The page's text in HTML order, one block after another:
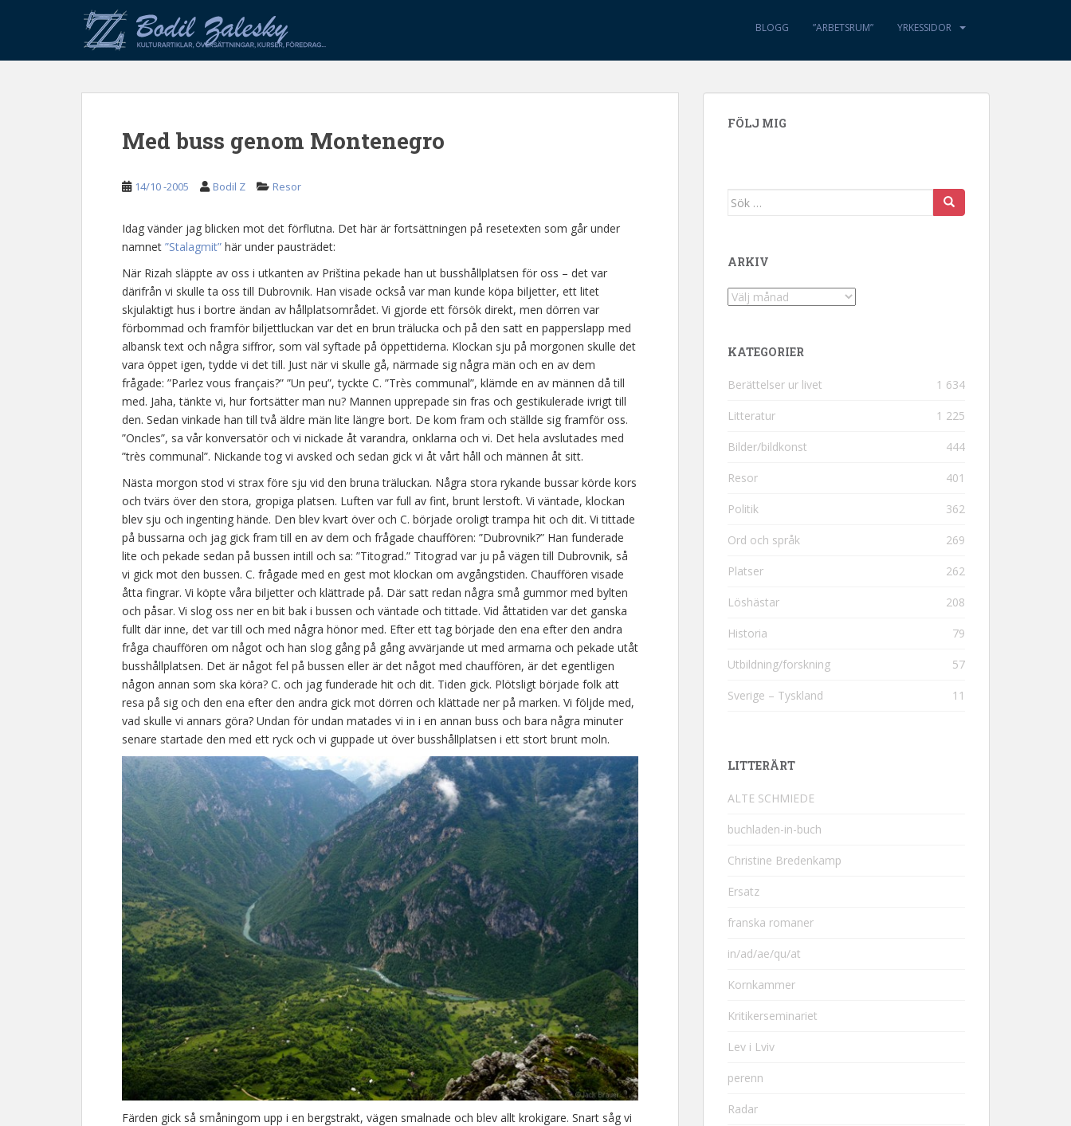
p
BLOGG ”ARBETSRUM” YRKESSIDOR
Med buss genom Montenegro
14/10 -2005 Bodil Z Resor
Idag vänder jag blicken mot det förflutna. Det här är fortsättningen på resetexten som går under
namnet ”Stalagmit” här under pausträdet:
När Rizah släppte av oss i utkanten av Priština pekade han ut busshållplatsen för oss – det var
därifrån vi skulle ta oss till Dubrovnik. Han visade också var man kunde köpa biljetter, ett litet
skjulaktigt hus i bortre ändan av hållplatsområdet. Vi gjorde ett försök direkt, men dörren var
förbommad och framför biljettluckan var det en brun trälucka och på den satt en papperslapp med
albansk text och några siffror, som väl syftade på öppettiderna. Klockan sju på morgonen skulle det
vara öppet igen, tydde vi det till. Just när vi skulle gå, närmade sig några män och en av dem
frågade: ”Parlez vous français?” ”Un peu”, tyckte C. ”Très communal”, klämde en av männen då till
med. Jaha, tänkte vi, hur fortsätter man nu? Mannen upprepade sin fras och gestikulerade ivrigt till
den. Sedan vinkade han till två äldre män lite längre bort. De kom fram och ställde sig framför oss.
”Oncles”, sa vår konversatör och vi nickade åt varandra, onklarna och vi. Det hela avslutades med
”très communal”. Nickande tog vi avsked och sedan gick vi åt vårt håll och männen åt sitt.
Nästa morgon stod vi strax före sju vid den bruna träluckan. Några stora rykande bussar körde kors
och tvärs över den stora, gropiga platsen. Luften var full av fint, brunt lerstoft. Vi väntade, klockan
blev sju och ingenting hände. Den blev kvart över och C. började oroligt trampa hit och dit. Vi tittade
på bussarna och jag gick fram till en av dem och frågade chauffören: ”Dubrovnik?” Han funderade
lite och pekade sedan på bussen intill och sa: ”Titograd.” Titograd var ju på vägen till Dubrovnik, så
vi gick mot den bussen. C. frågade med en gest mot klockan om avgångstiden. Chauffören visade
åtta fingrar. Vi köpte våra biljetter och klättrade på. Där satt redan några små gummor med bylten
och påsar. Vi slog oss ner en bit bak i bussen och väntade och tittade. Vid åttatiden var det ganska
fullt där inne, det var till och med några hönor med. Efter ett tag började den ena efter den andra
fråga chauffören om något och han slog gång på gång avvärjande ut med armarna och pekade utåt
busshållplatsen. Det är något fel på bussen eller är det något med chauffören, är det egentligen
någon annan som ska köra? C. och jag funderade hit och dit. Tiden gick. Plötsligt började folk att
resa på sig och den ena efter den andra gick mot dörren och klättade ner på marken. Vi följde med,
vad skulle vi annars göra? Undan för undan matades vi in i en annan buss och bara några minuter
senare startade den med ett ryck och vi guppade ut över busshållplatsen i ett stort brunt moln.
Färden gick så småningom upp i en bergstrakt, vägen smalnade och blev allt krokigare. Snart såg vi
FÖLJ MIG
Sök efter:
ARKIV
Arkiv
KATEGORIER
Berättelser ur livet 1 634
Litteratur 1 225
Bilder/bildkonst 444
Resor 401
Politik 362
Ord och språk 269
Platser 262
Löshästar 208
Historia 79
Utbildning/forskning 57
Sverige – Tyskland 11
LITTERÄRT
ALTE SCHMIEDE
buchladen-in-buch
Christine Bredenkamp
Ersatz
franska romaner
in/ad/ae/qu/at
Kornkammer
Kritikerseminariet
Lev i Lviv
perenn
Radar